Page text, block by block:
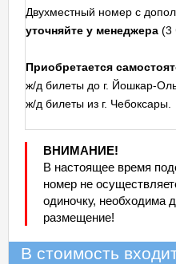
Двухместный номер с
уточняйте у менеджера (3
Приобретается
ж/д билеты до г. Йошкар-
ж/д билеты из г. Чебоксары.
ВНИМАНИЕ!
В настоящее время
номер не
одиночку, необходима
размещение!
В стоимость